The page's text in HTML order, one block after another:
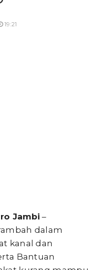
19:21
Jambi –
dalam
kanal dan
Bantuan